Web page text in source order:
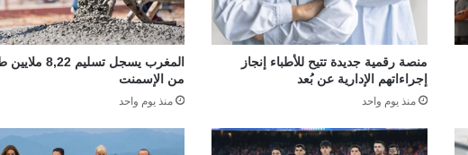
منصة رقمية جديدة تتيح للأطباء إنجاز
إجراءاتهم الإدارية عن بُعد
منذ يوم واحد
المغرب يسجل تسليم 8,22
من الإسمنت
منذ يوم واحد